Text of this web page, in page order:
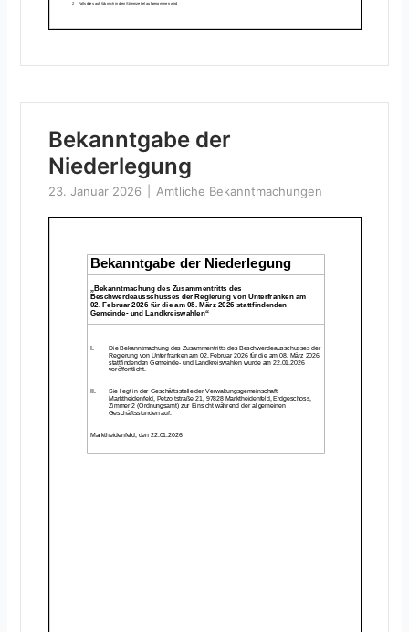
Bekanntgabe der
Niederlegung
23. Januar 2026 Amtliche Bekanntmachungen